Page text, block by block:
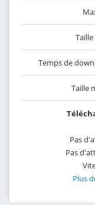
Temps de
Taille
Pas
Pas
Plus